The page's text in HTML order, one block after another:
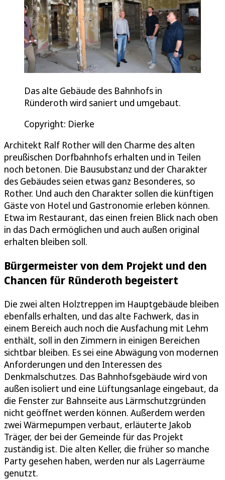
Das alte Gebäude des Bahnhofs in
Ründeroth wird saniert und umgebaut.
Copyright: Dierke
Architekt Ralf Rother will den Charme des alten
preußischen Dorfbahnhofs erhalten und in Teilen
noch betonen. Die Bausubstanz und der Charakter
des Gebäudes seien etwas ganz Besonderes, so
Rother. Und auch den Charakter sollen die künftigen
Gäste von Hotel und Gastronomie erleben können.
Etwa im Restaurant, das einen freien Blick nach oben
in das Dach ermöglichen und auch außen original
erhalten bleiben soll.
Bürgermeister von dem Projekt und den
Chancen für Ründeroth begeistert
Die zwei alten Holztreppen im Hauptgebäude bleiben
ebenfalls erhalten, und das alte Fachwerk, das in
einem Bereich auch noch die Ausfachung mit Lehm
enthält, soll in den Zimmern in einigen Bereichen
sichtbar bleiben. Es sei eine Abwägung von modernen
Anforderungen und den Interessen des
Denkmalschutzes. Das Bahnhofsgebäude wird von
außen isoliert und eine Lüftungsanlage eingebaut, da
die Fenster zur Bahnseite aus Lärmschutzgründen
nicht geöffnet werden können. Außerdem werden
zwei Wärmepumpen verbaut, erläuterte Jakob
Träger, der bei der Gemeinde für das Projekt
zuständig ist. Die alten Keller, die früher so manche
Party gesehen haben, werden nur als Lagerräume
genutzt.